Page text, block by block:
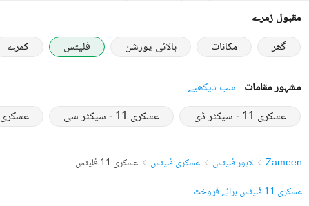
مقبول زمرے
گھر
مکانات بالائی پورشن فلیٹس کمرے
مشہور مقامات سب دیکھیے
عسکری 11 - سیکٹر ڈی
عسکری 11 - سیکٹر سی عسکری 11 ۔
Zameen لاہور فلیٹس عسکری فلیٹس
عسکری 11 فلیٹس
عسکری 11 فلیٹس برائے فروخت